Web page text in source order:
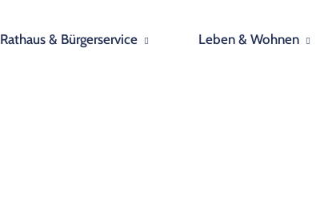
Rathaus & Bürgerservice Leben & Wohnen